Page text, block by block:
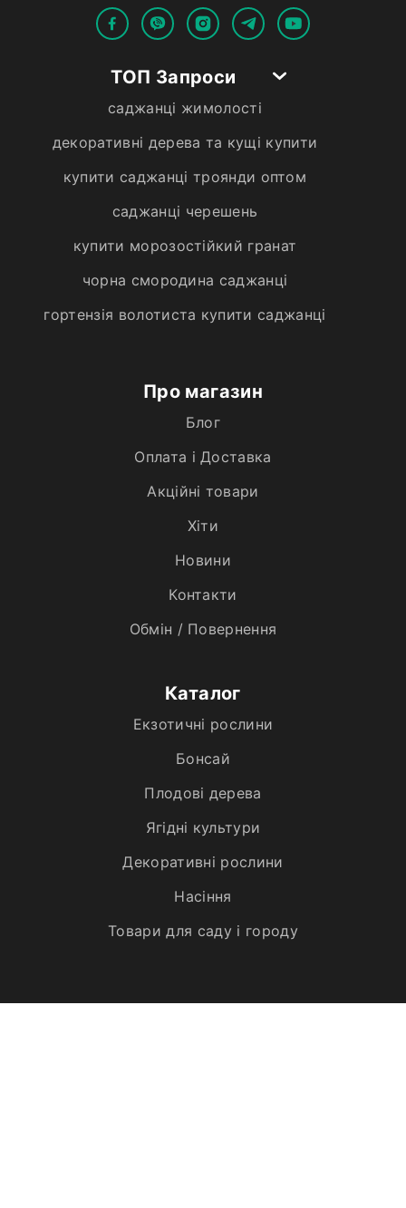
ТОП Запроси
саджанці жимолості
декоративні дерева та кущі купити
купити саджанці троянди оптом
саджанці черешень
купити морозостійкий гранат
чорна смородина саджанці
гортензія волотиста купити саджанці
Про магазин
Блог
Оплата і Доставка
Акційні товари
Хiти
Новини
Контакти
Обмін / Повернення
Каталог
Екзотичні рослини
Бонсай
Плодові дерева
Ягідні культури
Декоративні рослини
Насіння
Товари для саду і городу